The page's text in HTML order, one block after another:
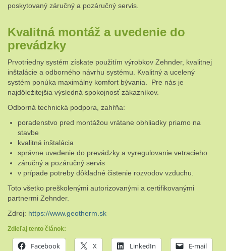
poskytovaný záručný a pozáručný servis.
Kvalitná montáž a uvedenie do
prevádzky
Prvotriedny systém získate použitím výrobkov Zehnder, kvalitnej
inštalácie a odborného návrhu systému. Kvalitný a ucelený
systém ponúka maximálny komfort bývania. Pre nás je
najdôležitejšia výsledná spokojnosť zákazníkov.
Odborná technická podpora, zahŕňa:
poradenstvo pred montážou vrátane obhliadky priamo na
stavbe
kvalitná inštalácia
správne uvedenie do prevádzky a vyregulovanie vetracieho
záručný a pozáručný servis
v prípade potreby dôkladné čistenie rozvodov vzduchu.
Toto všetko preškolenými autorizovanými a certifikovanými
partnermi Zehnder.
Zdroj: https://www.geotherm.sk
Zdieľaj tento článok:
Facebook X LinkedIn E-mail